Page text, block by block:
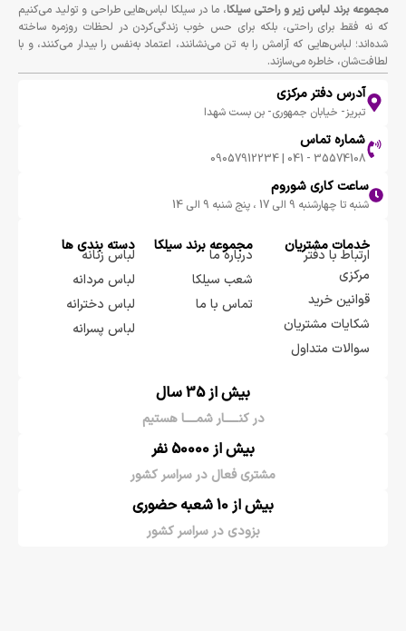
مجموعه برند لباس زير و راحتى سيلكا، ما در سیلکا لباس‌هایی طراحی و تولید می‌کنیم
که نه فقط برای راحتی، بلکه برای حس خوب زندگی‌کردن در لحظات روزمره ساخته
شده‌اند؛ لباس‌هایی که آرامش را به تن می‌نشانند، اعتماد به‌نفس را بیدار می‌کنند، و با
لطافت‌شان، خاطره می‌سازند.
آدرس دفتر مرکزی
تبریز- خیابان جمهوری- بن بست شهدا
شماره تماس
35574108 - 041 | 09057912234
ساعت کاری شوروم
شنبه تا چهارشنبه 9 الی 17 ، پنج شنبه 9 الی 14
خدمات مشتریان
ارتباط با دفتر
مرکزی
قوانین خرید
شکایات مشتریان
سوالات متداول
مجموعه برند سيلكا
درباره ما
شعب سیلکا
تماس با ما
دسته بندی ها
لباس زنانه
لباس مردانه
لباس دخترانه
لباس پسرانه
بیش از 35 سال
در کنـــــار شمــــا هستیم
بیش از 50000 نفر
مشتری فعال در سراسر کشور
بیش از 10 شعبه حضوری
بزودی در سراسر کشور